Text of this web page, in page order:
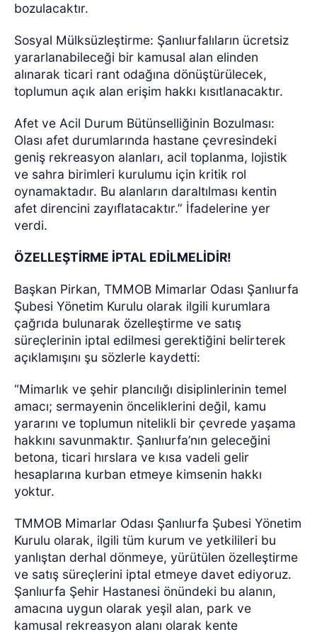
bozulacaktır.
Sosyal Mülksüzleştirme: Şanlıurfalıların ücretsiz
yararlanabileceği bir kamusal alan elinden
alınarak ticari rant odağına dönüştürülecek,
toplumun açık alan erişim hakkı kısıtlanacaktır.
Afet ve Acil Durum Bütünselliğinin Bozulması:
Olası afet durumlarında hastane çevresindeki
geniş rekreasyon alanları, acil toplanma, lojistik
ve sahra birimleri kurulumu için kritik rol
oynamaktadır. Bu alanların daraltılması kentin
afet direncini zayıflatacaktır.” İfadelerine yer
verdi.
ÖZELLEŞTİRME İPTAL EDİLMELİDİR!
Başkan Pirkan, TMMOB Mimarlar Odası Şanlıurfa
Şubesi Yönetim Kurulu olarak ilgili kurumlara
çağrıda bulunarak özelleştirme ve satış
süreçlerinin iptal edilmesi gerektiğini belirterek
açıklamışını şu sözlerle kaydetti:
“Mimarlık ve şehir plancılığı disiplinlerinin temel
amacı; sermayenin önceliklerini değil, kamu
yararını ve toplumun nitelikli bir çevrede yaşama
hakkını savunmaktır. Şanlıurfa’nın geleceğini
betona, ticari hırslara ve kısa vadeli gelir
hesaplarına kurban etmeye kimsenin hakkı
yoktur.
TMMOB Mimarlar Odası Şanlıurfa Şubesi Yönetim
Kurulu olarak, ilgili tüm kurum ve yetkilileri bu
yanlıştan derhal dönmeye, yürütülen özelleştirme
ve satış süreçlerini iptal etmeye davet ediyoruz.
Şanlıurfa Şehir Hastanesi önündeki bu alanın,
amacına uygun olarak yeşil alan, park ve
kamusal rekreasyon alanı olarak kente